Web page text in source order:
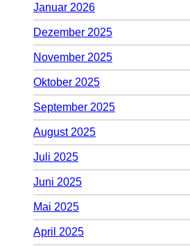
Januar 2026
Dezember 2025
November 2025
Oktober 2025
September 2025
August 2025
Juli 2025
Juni 2025
Mai 2025
April 2025